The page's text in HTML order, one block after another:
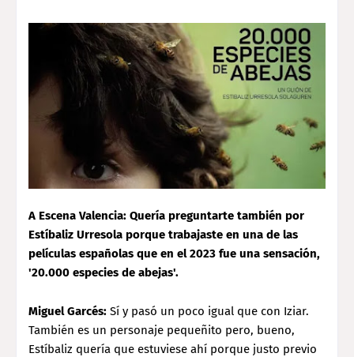
A Escena Valencia: Quería preguntarte también por
Estíbaliz Urresola porque trabajaste en una de las
películas españolas que en el 2023 fue una sensación,
'20.000 especies de abejas'.
Miguel Garcés: Sí y pasó un poco igual que con Iziar.
También es un personaje pequeñito pero, bueno,
Estíbaliz quería que estuviese ahí porque justo previo